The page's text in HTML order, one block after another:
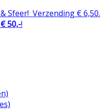
Sfeer! Verzending € 6,50.
€ 50,-!